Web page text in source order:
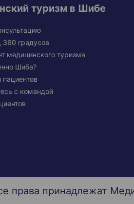
туризм в Шибе
градусов
медицинского туризма
Шиба?
пациентов
с командой
права принадлежат